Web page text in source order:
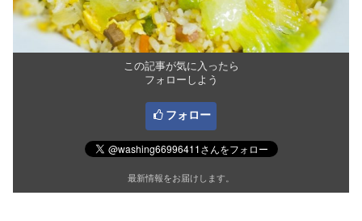
この記事が気に入ったら
フォローしよう
フォロー
最新情報をお届けします。